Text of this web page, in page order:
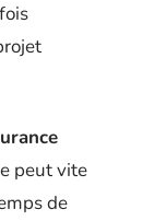
peut vite
de